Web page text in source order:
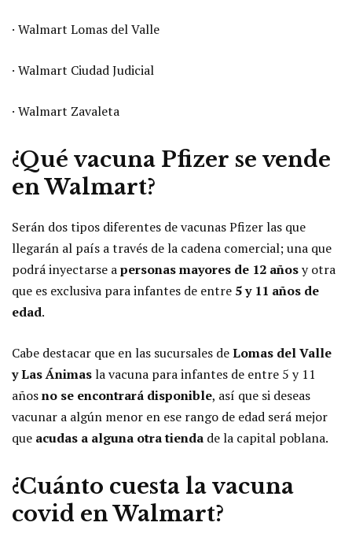
· Walmart Lomas del Valle
· Walmart Ciudad Judicial
· Walmart Zavaleta
¿Qué vacuna Pfizer se vende
en Walmart?
Serán dos tipos diferentes de vacunas Pfizer las que
llegarán al país a través de la cadena comercial; una que
podrá inyectarse apersonas mayores de 12 añosy otra
que es exclusiva para infantes de entre 5 y 11 años de
edad.
Cabe destacar que en las sucursales deLomas del Valle
y Las Ánimasla vacuna para infantes de entre 5 y 11
añosno se encontrará disponible, así que si deseas
vacunar a algún menor en ese rango de edad será mejor
que acudas a alguna otra tienda de la capital poblana.
¿Cuánto cuesta la vacuna
covid en Walmart?